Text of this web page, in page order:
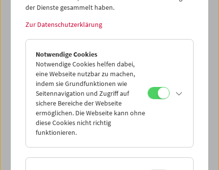
Works of Heart (1974–2022): Artist's Choice
der Dienste gesammelt haben.
Zur Datenschutzerklärung
Notwendige Cookies
Notwendige Cookies helfen dabei,
eine Webseite nutzbar zu machen,
indem sie Grundfunktionen wie
Seitennavigation und Zugriff auf
sichere Bereiche der Webseite
ermöglichen. Die Webseite kann ohne
diese Cookies nicht richtig
funktionieren.